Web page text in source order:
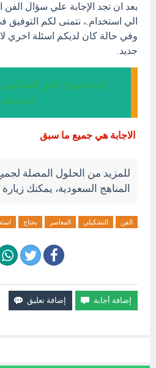
بعد ان تجد الإجابة علي سؤال الفن
الي استخدام.، نتمنى لكم التوفيق
وفي حالة كان لديكم اسئلة اخري
جديد.
إجابة سؤال الفن
الاجابة هي جميع ما سبق
للمزيد من الحلول المصلة
المناهج السعودية، يمكنك زيارة
الفن التشكيلي المعاصر يحتاج